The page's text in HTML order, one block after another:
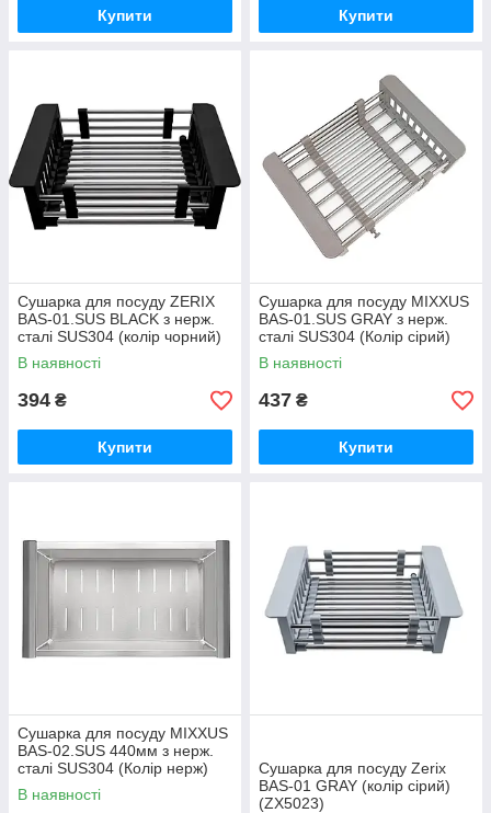
Купити Купити
Сушарка для посуду ZERIX
BAS-01.SUS BLACK з нерж.
сталі SUS304 (колір чорний)
(ZX6104)
В наявності
394 ₴
Купити
Сушарка для посуду MIXXUS
BAS-01.SUS GRAY з нерж.
сталі SUS304 (Колір сірий)
(MX1956)
В наявності
437 ₴
Купити
Сушарка для посуду MIXXUS
BAS-02.SUS 440мм з нерж.
сталі SUS304 (Колір нерж)
(MX1947)
В наявності
Сушарка для посуду Zerix
BAS-01 GRAY (колір сірий)
(ZX5023)